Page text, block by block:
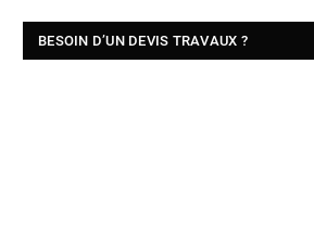
BESOIN D’UN DEVIS TRAVAUX ?